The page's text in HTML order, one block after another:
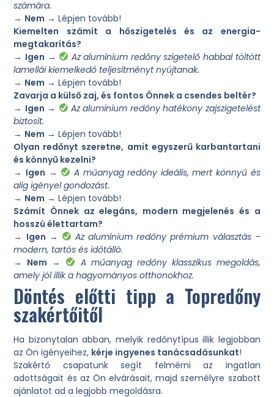
számára.
→ Nem → Lépjen tovább!
Kiemelten számít a hőszigetelés és az energia-
megtakarítás?
→ Igen →
Az alumínium redőny szigetelő habbal töltött
lamellái kiemelkedő teljesítményt nyújtanak.
→ Nem → Lépjen tovább!
Zavarja a külső zaj, és fontos Önnek a csendes beltér?
→ Igen →
Az alumínium redőny hatékony zajszigetelést
biztosít.
→ Nem → Lépjen tovább!
Olyan redőnyt szeretne, amit egyszerű karbantartani
és könnyű kezelni?
→ Igen →
A műanyag redőny ideális, mert könnyű és
alig igényel gondozást.
→ Nem → Lépjen tovább!
Számít Önnek az elegáns, modern megjelenés és a
hosszú élettartam?
→ Igen →
Az alumínium redőny prémium választás –
modern, tartós és időtálló.
→ Nem →
A műanyag redőny klasszikus megoldás,
amely jól illik a hagyományos otthonokhoz.
Döntés előtti tipp a Topredőny
szakértőitől
Ha bizonytalan abban, melyik redőnytípus illik legjobban
az Ön igényeihez, kérje ingyenes tanácsadásunkat!
Szakértő csapatunk segít felmérni az ingatlan
adottságait és az Ön elvárásait, majd személyre szabott
ajánlatot ad a legjobb megoldásra.